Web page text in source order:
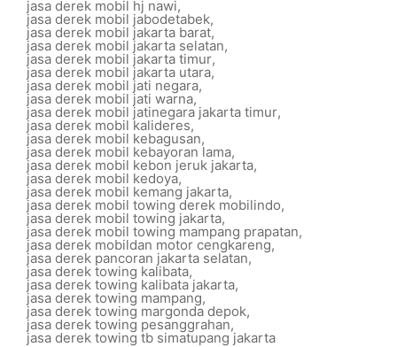
jasa derek mobil hj nawi,
jasa derek mobil jabodetabek,
jasa derek mobil jakarta barat,
jasa derek mobil jakarta selatan,
jasa derek mobil jakarta timur,
jasa derek mobil jakarta utara,
jasa derek mobil jati negara,
jasa derek mobil jati warna,
jasa derek mobil jatinegara jakarta timur,
jasa derek mobil kalideres,
jasa derek mobil kebagusan,
jasa derek mobil kebayoran lama,
jasa derek mobil kebon jeruk jakarta,
jasa derek mobil kedoya,
jasa derek mobil kemang jakarta,
jasa derek mobil towing derek mobilindo,
jasa derek mobil towing jakarta,
jasa derek mobil towing mampang prapatan,
jasa derek mobildan motor cengkareng,
jasa derek pancoran jakarta selatan,
jasa derek towing kalibata,
jasa derek towing kalibata jakarta,
jasa derek towing mampang,
jasa derek towing margonda depok,
jasa derek towing pesanggrahan,
jasa derek towing tb simatupang jakarta